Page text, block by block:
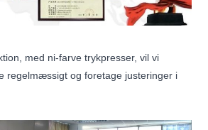
med ni-farve trykpresser, vil vi
regelmæssigt og foretage justeringer i